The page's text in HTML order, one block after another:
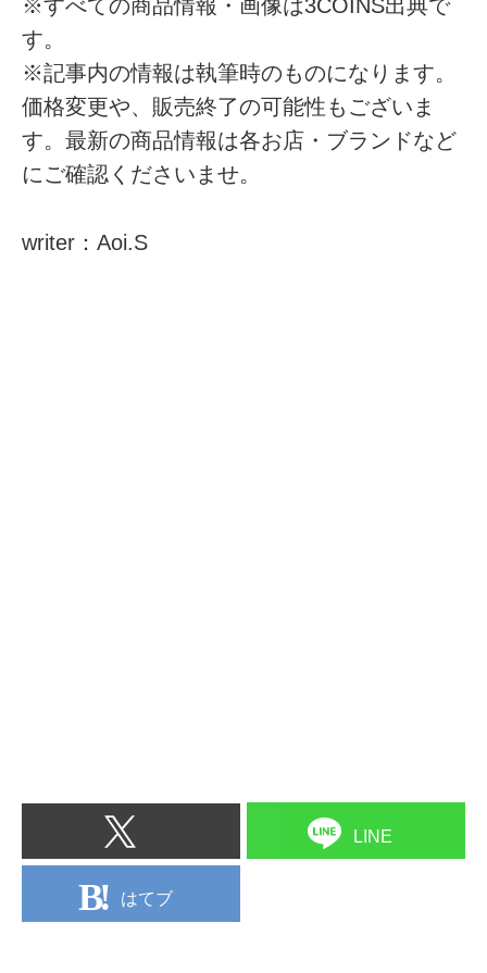
※すべての商品情報・画像は3COINS出典で
す。
※記事内の情報は執筆時のものになります。
価格変更や、販売終了の可能性もございま
す。最新の商品情報は各お店・ブランドなど
にご確認くださいませ。
writer：Aoi.S
LINE
はてブ